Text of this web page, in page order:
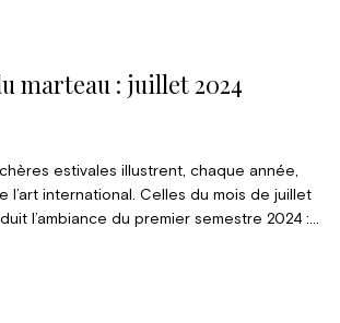
marteau : juillet 2024
estivales illustrent, chaque année,
l’art international. Celles du mois de juillet
l’ambiance du premier semestre 2024 :